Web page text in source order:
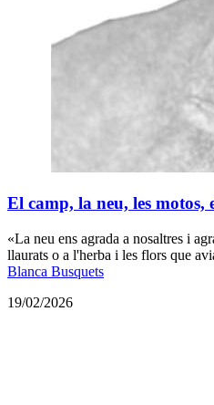
El camp, la neu, les motos,
«La neu ens agrada a nosaltres i
llaurats o a l'herba i les flors que
Blanca Busquets
19/02/2026